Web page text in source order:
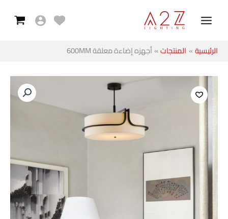
Menu
الرئيسية المنتجات أجهزه إضاءة معلقة 600MM
600MM